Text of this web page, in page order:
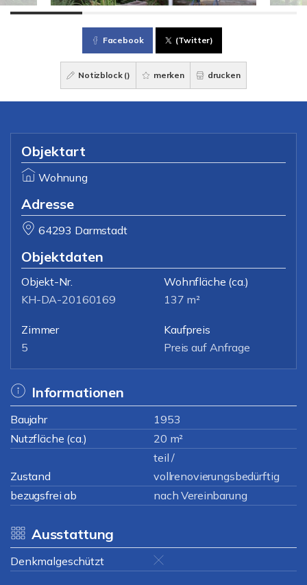
Facebook (Twitter)
Notizblock () merken drucken
Objektart
Wohnung
Adresse
64293 Darmstadt
Objektdaten
Objekt-Nr.
KH-DA-20160169
Wohnfläche (ca.)
137 m²
Zimmer
5
Kaufpreis
Preis auf Anfrage
Informationen
Baujahr
1953
Nutzfläche (ca.)
20 m²
Zustand
teil /
vollrenovierungsbedürftig
bezugsfrei ab
nach Vereinbarung
Ausstattung
Denkmalgeschützt